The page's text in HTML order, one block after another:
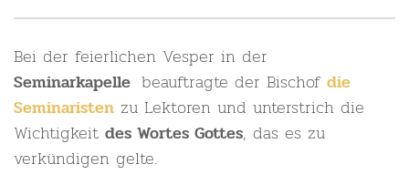
Bei der feierlichen Vesper in der
Seminarkapelle beauftragte der Bischof die
Seminaristen zu Lektoren und unterstrich die
Wichtigkeit des Wortes Gottes, das es zu
verkündigen gelte.